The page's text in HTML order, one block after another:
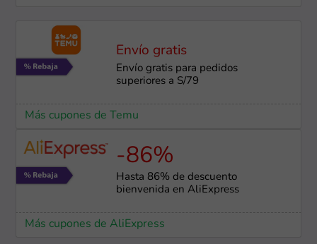
Envío gratis
Envío gratis para pedidos
superiores a S/79
Más cupones de Temu
-86%
Hasta 86% de descuento
bienvenida en AliExpress
Más cupones de AliExpress